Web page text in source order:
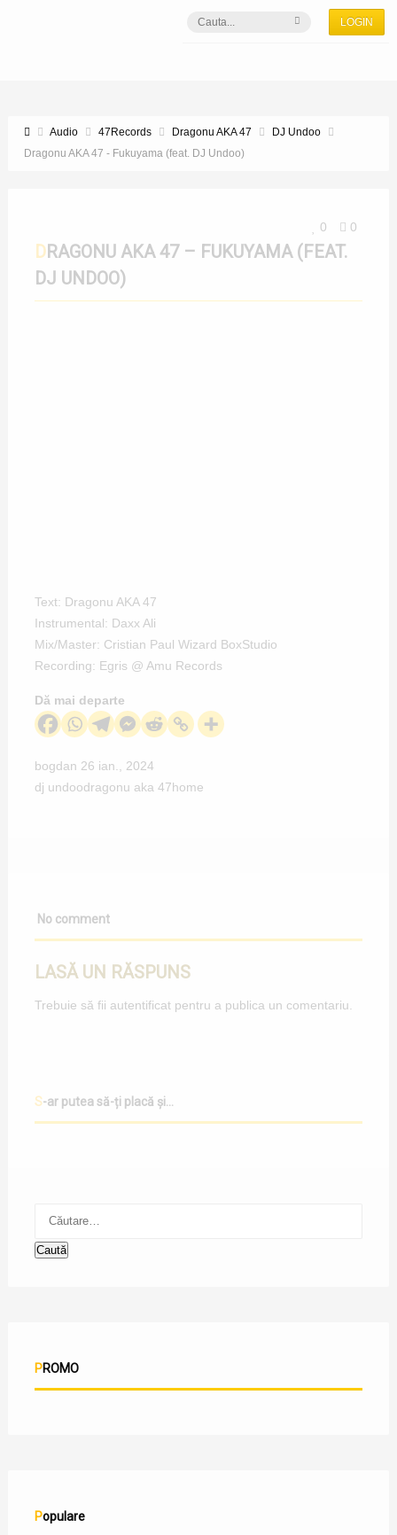
LOGIN
Audio 47Records Dragonu AKA 47
DJ Undoo
Dragonu AKA 47 - Fukuyama (feat. DJ Undoo)
0 0
DRAGONU AKA 47 – FUKUYAMA (FEAT.
DJ UNDOO)
Text: Dragonu AKA 47
Instrumental: Daxx Ali
Mix/Master: Cristian Paul Wizard BoxStudio
Recording: Egris @ Amu Records
Dă mai departe
bogdan 26 ian., 2024
dj undoodragonu aka 47home
No comment
LASĂ UN RĂSPUNS
Trebuie să fii autentificatpentru a publica un comentariu.
S-ar putea să-ți placă și...
PROMO
Populare